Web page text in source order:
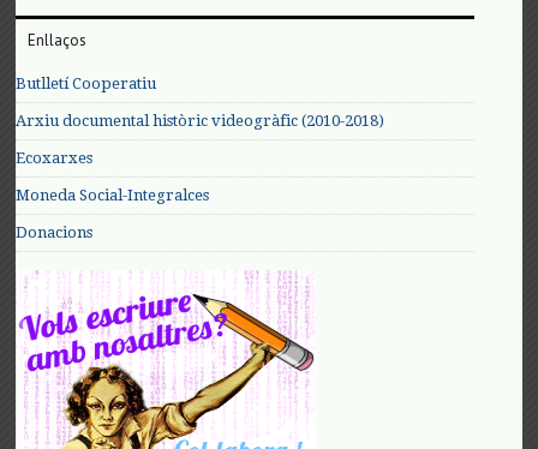
Enllaços
Butlletí Cooperatiu
Arxiu documental històric videogràfic (2010-2018)
Ecoxarxes
Moneda Social-Integralces
Donacions